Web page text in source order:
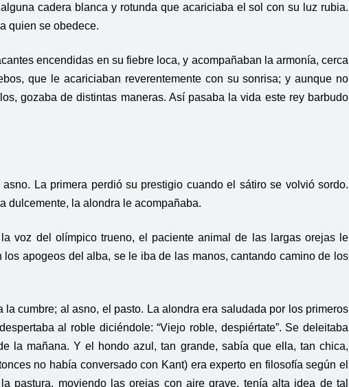
cadera blanca y rotunda que acariciaba el sol con su luz rubia.
quien se obedece.
encendidas en su fiebre loca, y acompañaban la armonía, cerca
que le acariciaban reverentemente con su sonrisa; y aunque no
gozaba de distintas maneras. Así pasaba la vida este rey barbudo
La primera perdió su prestigio cuando el sátiro se volvió sordo.
dulcemente, la alondra le acompañaba.
voz del olímpico trueno, el paciente animal de las largas orejas le
apogeos del alba, se le iba de las manos, cantando camino de los
cumbre; al asno, el pasto. La alondra era saludada por los primeros
al roble diciéndole: “Viejo roble, despiértate”. Se deleitaba
la mañana. Y el hondo azul, tan grande, sabía que ella, tan chica,
no había conversado con Kant) era experto en filosofía según el
pastura, moviendo las orejas con aire grave, tenía alta idea de tal